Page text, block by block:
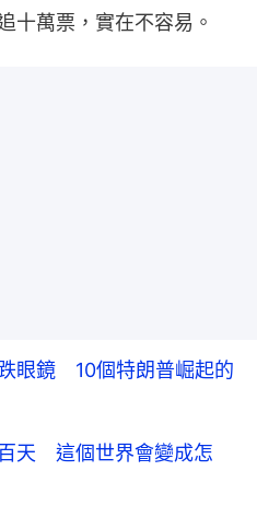
十萬票，實在不容易。
眼鏡 10個特朗普崛起的
天 這個世界會變成怎